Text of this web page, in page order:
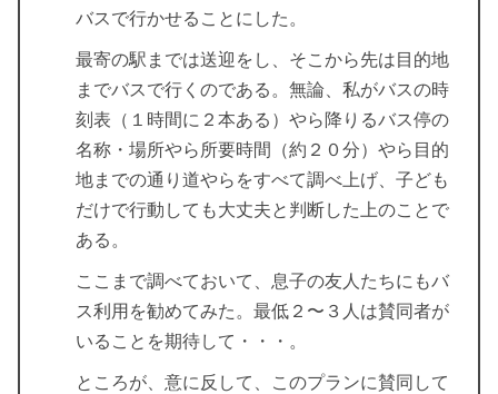
バスで行かせることにした。
最寄の駅までは送迎をし、そこから先は目的地
までバスで行くのである。無論、私がバスの時
刻表（１時間に２本ある）やら降りるバス停の
名称・場所やら所要時間（約２０分）やら目的
地までの通り道やらをすべて調べ上げ、子ども
だけで行動しても大丈夫と判断した上のことで
ある。
ここまで調べておいて、息子の友人たちにもバ
ス利用を勧めてみた。最低２〜３人は賛同者が
いることを期待して・・・。
ところが、意に反して、このプランに賛同して